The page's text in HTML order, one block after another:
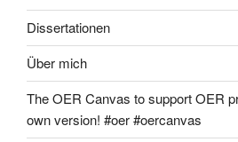
Dissertationen
Über mich
The OER Canvas to support OER
own version! #oer #oercanvas